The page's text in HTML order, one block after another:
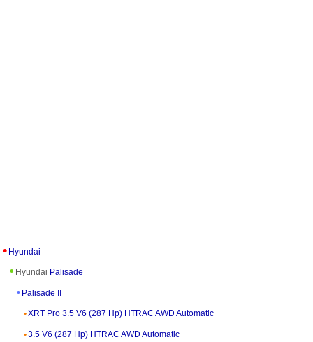
Hyundai
Hyundai Palisade
Palisade II
XRT Pro 3.5 V6 (287 Hp) HTRAC AWD Automatic
3.5 V6 (287 Hp) HTRAC AWD Automatic